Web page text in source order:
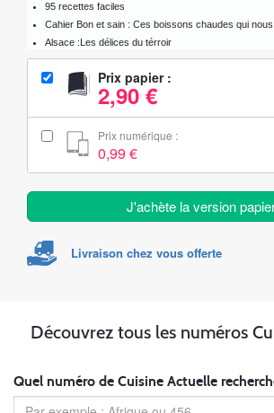
95 recettes faciles
Cahier Bon et sain : Ces boissons chaudes qui
Alsace :Les délices du térroir
Prix papier :
2,90 €
Prix numérique :
0,99 €
J'achète la version
Livraison chez vous offerte
Découvrez tous les numéros
Quel numéro de Cuisine Actuelle